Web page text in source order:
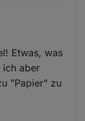
Etwas, was
ich aber
"Papier" zu